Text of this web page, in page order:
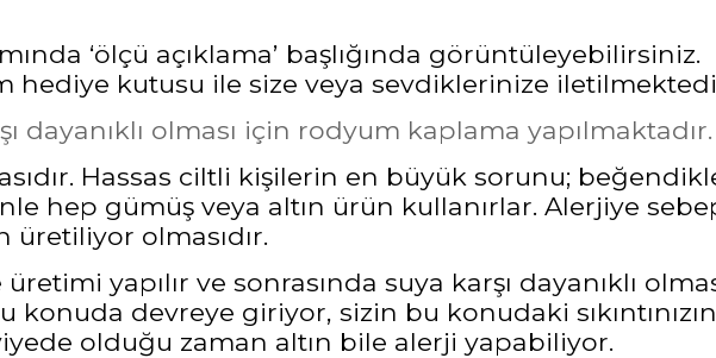
‘ölçü açıklama’ başlığında
hediye kutusu ile size veya sevdiklerinize
olması için rodyum kaplama yapılmaktadır.
Hassas ciltli kişilerin en büyük sorunu;
hep gümüş veya altın ürün kullanırlar. Alerjiye
olmasıdır.
yapılır ve sonrasında suya karşı dayanıklı
konuda devreye giriyor, sizin bu konudaki
olduğu zaman altın bile alerji yapabiliyor.